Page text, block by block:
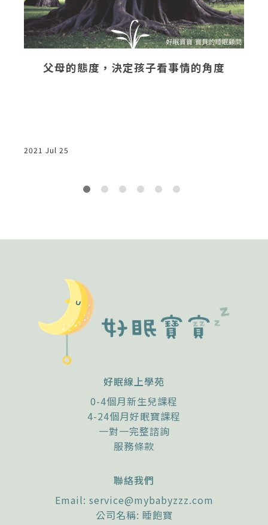
父母的態度，決定孩子看事情的角度
2021 Jul 25
好眠線上學苑
0-4個月新生兒課程
4-24個月好眠寶課程
一對一完整諮詢
服務條款
聯絡我們
Email: service@mybabyzzz.com
公司名稱: 睡飽寶